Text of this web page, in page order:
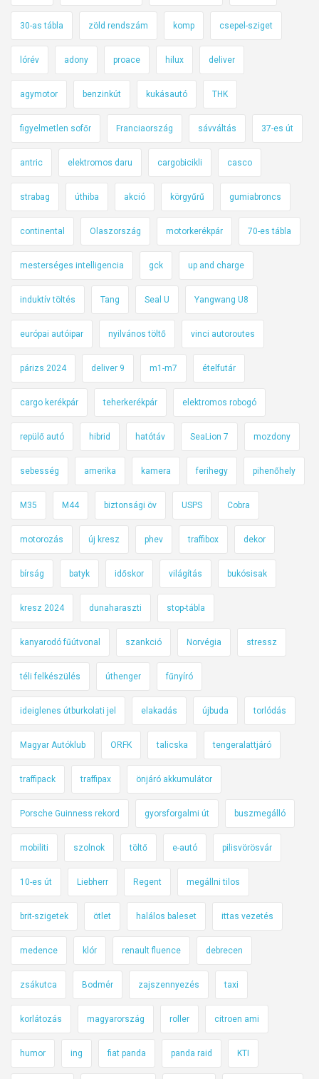
30-as tábla zöld rendszám komp csepel-sziget
lórév adony proace hilux deliver
agymotor benzinkút kukásautó THK
figyelmetlen sofőr Franciaország sávváltás 37-es út
antric elektromos daru cargobicikli casco
strabag úthiba akció körgyűrű gumiabroncs
continental Olaszország motorkerékpár 70-es tábla
mesterséges intelligencia gck up and charge
induktív töltés Tang Seal U Yangwang U8
európai autóipar nyilvános töltő vinci autoroutes
párizs 2024 deliver 9 m1-m7 ételfutár
cargo kerékpár teherkerékpár elektromos robogó
repülő autó hibrid hatótáv SeaLion 7 mozdony
sebesség amerika kamera ferihegy pihenőhely
M35 M44 biztonsági öv USPS Cobra
motorozás új kresz phev traffibox dekor
bírság batyk időskor világítás bukósisak
kresz 2024 dunaharaszti stop-tábla
kanyarodó fűútvonal szankció Norvégia stressz
téli felkészülés úthenger fűnyíró
ideiglenes útburkolati jel elakadás újbuda torlódás
Magyar Autóklub ORFK talicska tengeralattjáró
traffipack traffipax önjáró akkumulátor
Porsche Guinness rekord gyorsforgalmi út buszmegálló
mobiliti szolnok töltő e-autó pilisvörösvár
10-es út Liebherr Regent megállni tilos
brit-szigetek ötlet halálos baleset ittas vezetés
medence klór renault fluence debrecen
zsákutca Bodmér zajszennyezés taxi
korlátozás magyarország roller citroen ami
humor ing fiat panda panda raid KTI